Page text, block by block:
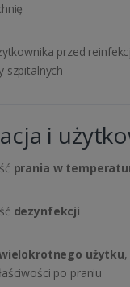
przed
szpitalnych
i
prania w
dezynfekcji
użytku
po praniu